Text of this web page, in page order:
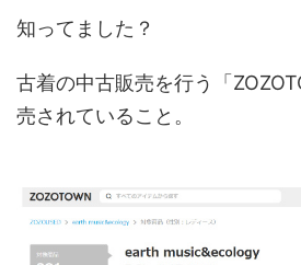
知ってました？
古着の中古販売を行う 「
売されていること。